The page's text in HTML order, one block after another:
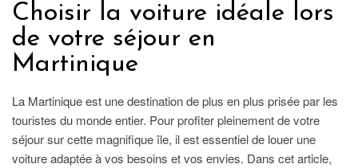
Choisir la voiture idéale lors
de votre séjour en
Martinique
La Martinique est une destination de plus en plus prisée par les
touristes du monde entier. Pour profiter pleinement de votre
séjour sur cette magnifique île, il est essentiel de louer une
voiture adaptée à vos besoins et vos envies. Dans cet article,